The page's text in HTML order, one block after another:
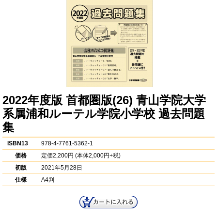
2022年度版 首都圏版(26) 青山学院大学
系属浦和ルーテル学院小学校 過去問題
集
ISBN13
978-4-7761-5362-1
価格
定価2,200円 (本体2,000円+税)
初版
2021年5月28日
仕様
A4判